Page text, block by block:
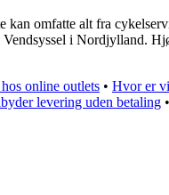
omfatte alt fra
i Nordjylland.
online outlets • Hvor er
levering uden betaling •